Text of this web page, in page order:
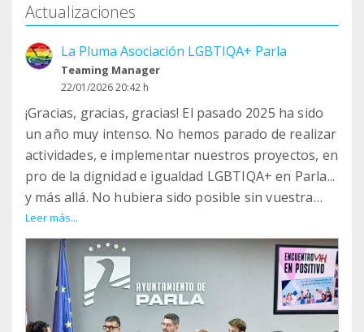
Actualizaciones
La Pluma Asociación LGBTIQA+ Parla
Teaming Manager
22/01/2026 20:42 h
¡Gracias, gracias, gracias! El pasado 2025 ha sido
un año muy intenso. No hemos parado de realizar
actividades, e implementar nuestros proyectos, en
pro de la dignidad e igualdad LGBTIQA+ en Parla...
y más allá. No hubiera sido posible sin vuestra
ayuda.
Continuamos fortaleciendo nuestra actividad
habitual:
- De miércoles a viernes estamos en nuestra Sede.
Damos respuesta a todas las necesidades que se
Leer más...